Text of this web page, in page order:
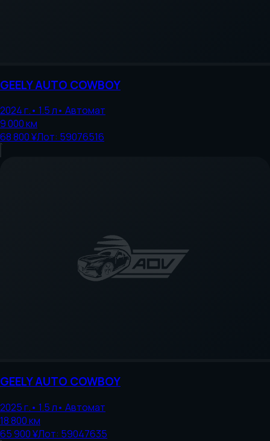
GEELY AUTO COWBOY
2024г.• 1.5л• Автомат
9 000км
68 800 ¥Лот: 59076516
GEELY AUTO COWBOY
2025г.• 1.5л• Автомат
18 800км
65 900 ¥Лот: 59047635